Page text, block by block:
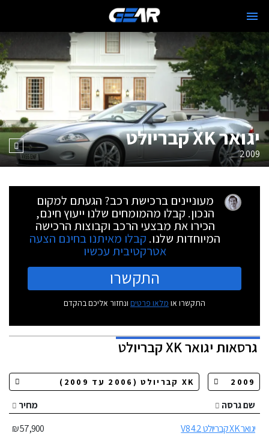
יגואר XK קבריולט
2009
מעוניינים ברכישת רכב? הגעתם למקום
הנכון. קבלו מהמומחים שלנו ייעוץ חינם,
הכירו את מבצעי הרכב וקבוצות הרכישה
המיוחדות שלנו. קבלו מאיתנו בחינם הצעה
אטרקטיבית עכשיו
התקשרו
התקשרו או מלאו פרטים ונחזור אליכם בהקדם
גרסאותיגואר XK קבריולט
שם גרסה
מחיר
יגואר XK קבריולט 4.2 V8
57,900 ₪